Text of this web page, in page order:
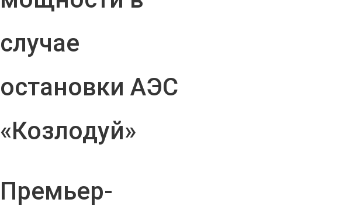
случае
остановки АЭС
«Козлодуй»
Премьер-